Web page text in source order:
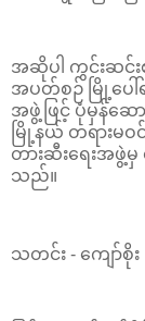
အဆိုပါ ကွင်းဆင်း
အပတ်စဉ် မြို့ပေါ်
အဖွဲ့ဖြင့် ပုံမှန်ဆေ
မြို့နယ် တရားမ
တားဆီးရေးအဖွဲ့
သည်။
သတင်း - ကျော်စိုး